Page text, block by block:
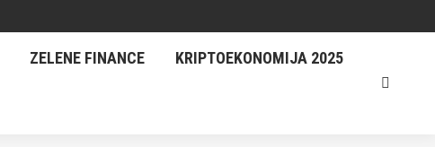
ZELENE FINANCE KRIPTOEKONOMIJA 2025